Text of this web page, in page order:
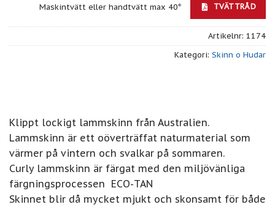
Maskintvätt eller handtvätt max 40° TVÄTTRÅD
Artikelnr: 1174
Kategori: Skinn o Hudar
Klippt lockigt lammskinn från Australien.
Lammskinn är ett oöverträffat naturmaterial som
värmer på vintern och svalkar på sommaren.
Curly lammskinn är färgat med den miljövänliga
färgningsprocessen  ECO-TAN
Skinnet blir då mycket mjukt och skonsamt för både